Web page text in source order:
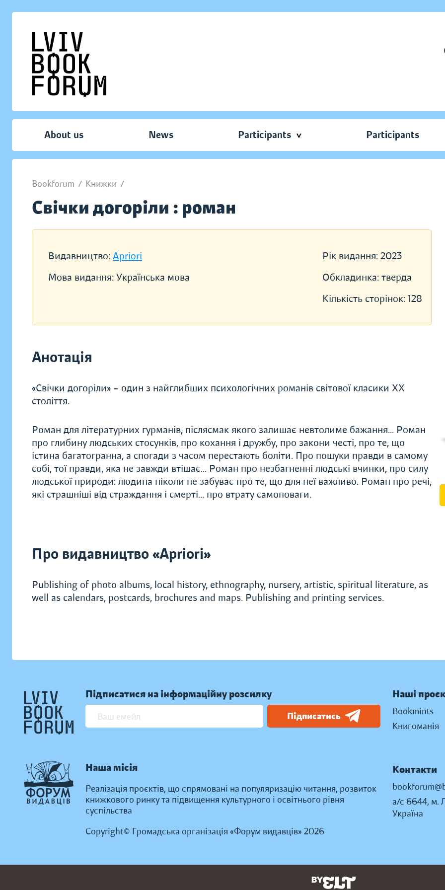
About us News Participants Participants
Bookforum / Книжки /
Свічки догоріли : роман
Видавництво: Apriori
Мова видання: Українська мова
Рік видання: 2023
Обкладинка: тверда
Кількість сторінок: 128
Анотація
«Свічки догоріли» – один з найглибших психологічних романів світової класики ХХ
століття.
Роман для літературних гурманів, післясмак якого залишає невтолиме бажання... Роман
про глибину людських стосунків, про кохання і дружбу, про закони честі, про те, що
істина багатогранна, а спогади з часом перестають боліти. Про пошуки правди в самому
собі, тої правди, яка не завжди втішає... Роман про незбагненні людські вчинки, про силу
людської природи: людина ніколи не забуває про те, що для неї важливо. Роман про речі,
які страшніші від страждання і смерті... про втрату самоповаги.
Про видавництво «Apriori»
Publishing of photo albums, local history, ethnography, nursery, artistic, spiritual literature, as
well as calendars, postcards, brochures and maps. Publishing and printing services.
Підписатися на інформаційну розсилку
Підписатись
Наша місія
Реалізація проєктів, що спрямовані на популяризацію читання, розвиток
книжкового ринку та підвищення культурного і освітнього рівня
суспільства
Copyright© Громадська організація «Форум видавців» 2026
Наші
Bookmints
Книгоманія
Контакти
а/с 6644, м.
Україна